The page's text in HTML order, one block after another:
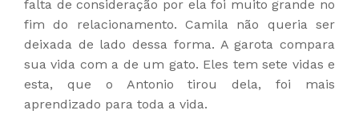
falta de consideração por ela foi muito grande no
fim do relacionamento. Camila não queria ser
deixada de lado dessa forma. A garota compara
sua vida com a de um gato. Eles tem sete vidas e
esta, que o Antonio tirou dela, foi mais
aprendizado para toda a vida.